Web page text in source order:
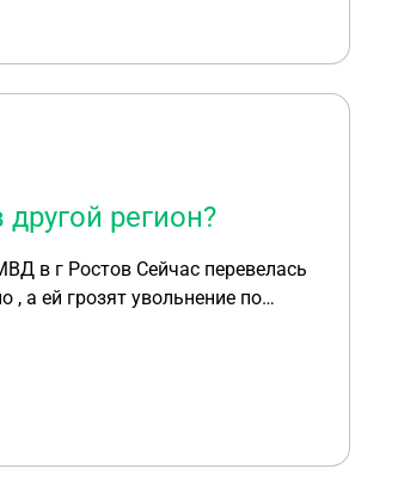
регион?
реально уволить по статье ?